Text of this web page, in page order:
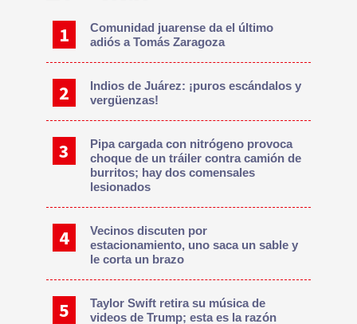
Comunidad juarense da el último
adiós a Tomás Zaragoza
Indios de Juárez: ¡puros escándalos y
vergüenzas!
Pipa cargada con nitrógeno provoca
choque de un tráiler contra camión de
burritos; hay dos comensales
lesionados
Vecinos discuten por
estacionamiento, uno saca un sable y
le corta un brazo
Taylor Swift retira su música de
videos de Trump; esta es la razón